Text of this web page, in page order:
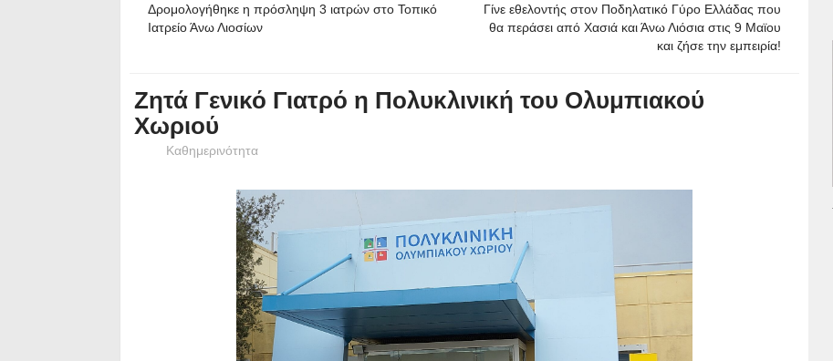
Δρομολογήθηκε η πρόσληψη 3 ιατρών στο Τοπικό
Ιατρείο Άνω Λιοσίων
Γίνε εθελοντής στον Ποδηλατικό Γύρο Ελλάδας που
θα περάσει από Χασιά και Άνω Λιόσια στις 9 Μαϊου
και ζήσε την εμπειρία!
Ζητά Γενικό Γιατρό η Πολυκλινική του Ολυμπιακού
Χωριού
Καθημερινότητα